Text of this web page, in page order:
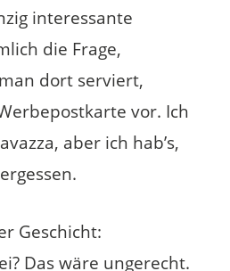
interessante
die Frage,
dort serviert,
vor. Ich
aber ich hab’s,
Geschicht:
Das wäre ungerecht.